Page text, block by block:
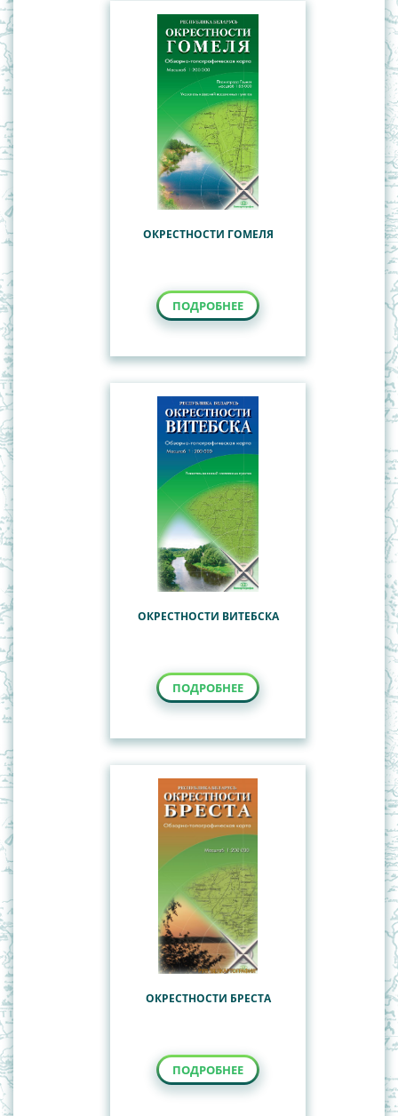
ОКРЕСТНОСТИ ГОМЕЛЯ
ПОДРОБНЕЕ
ОКРЕСТНОСТИ ВИТЕБСКА
ПОДРОБНЕЕ
ОКРЕСТНОСТИ БРЕСТА
ПОДРОБНЕЕ